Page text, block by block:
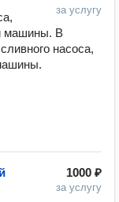
за услугу
машины. В
насоса,
1000 ₽
за услугу